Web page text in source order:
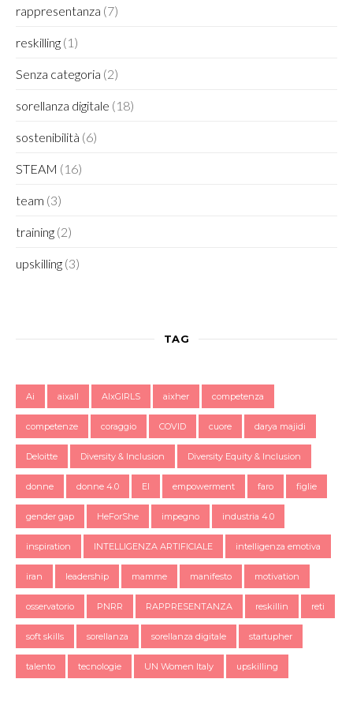
rappresentanza (7)
reskilling (1)
Senza categoria (2)
sorellanza digitale (18)
sostenibilità (6)
STEAM (16)
team (3)
training (2)
upskilling (3)
TAG
Ai aixall AIxGIRLS aixher competenza
competenze coraggio COVID cuore darya majidi
Deloitte Diversity & Inclusion Diversity Equity & Inclusion
donne donne 4.0 EI empowerment faro figlie
gender gap HeForShe impegno industria 4.0
inspiration INTELLIGENZA ARTIFICIALE intelligenza emotiva
iran leadership mamme manifesto motivation
osservatorio PNRR RAPPRESENTANZA reskillin reti
soft skills sorellanza sorellanza digitale startupher
talento tecnologie UN Women Italy upskilling